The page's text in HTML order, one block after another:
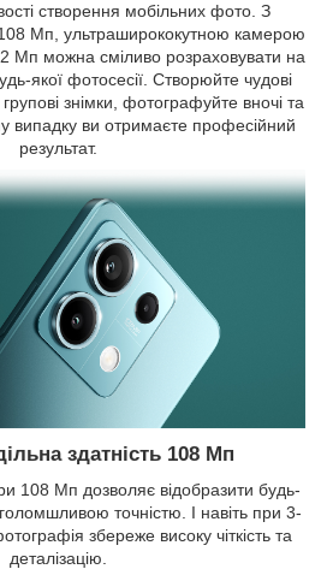
створення мобільних фото. З
Мп, ультраширококутною камерою
Мп можна сміливо розраховувати на
якої фотосесії. Створюйте чудові
знімки, фотографуйте вночі та
випадку ви отримаєте професійний
результат.
здатність 108 Мп
108 Мп дозволяє відобразити будь-
точністю. І навіть при 3-
збереже високу чіткість та
деталізацію.